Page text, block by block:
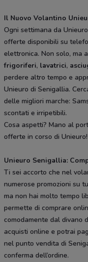
Il Nuovo Volantino
Ogni settimana da
offerte disponibili su
elettronica. Non solo, ma
frigoriferi, lavatrici,
perdere altro tempo e
Unieuro di Senigallia.
delle migliori marche:
scontati e irripetibili.
Cosa aspetti? Mano al
offerte in corso di Unieuro!
Unieuro Senigallia:
Ti sei accorto che nel
numerose promozioni su
ma non hai molto tempo
permette di comprare
comodamente dal divano
acquisti online e potrai
nel punto vendita di
conferma dell’ordine.